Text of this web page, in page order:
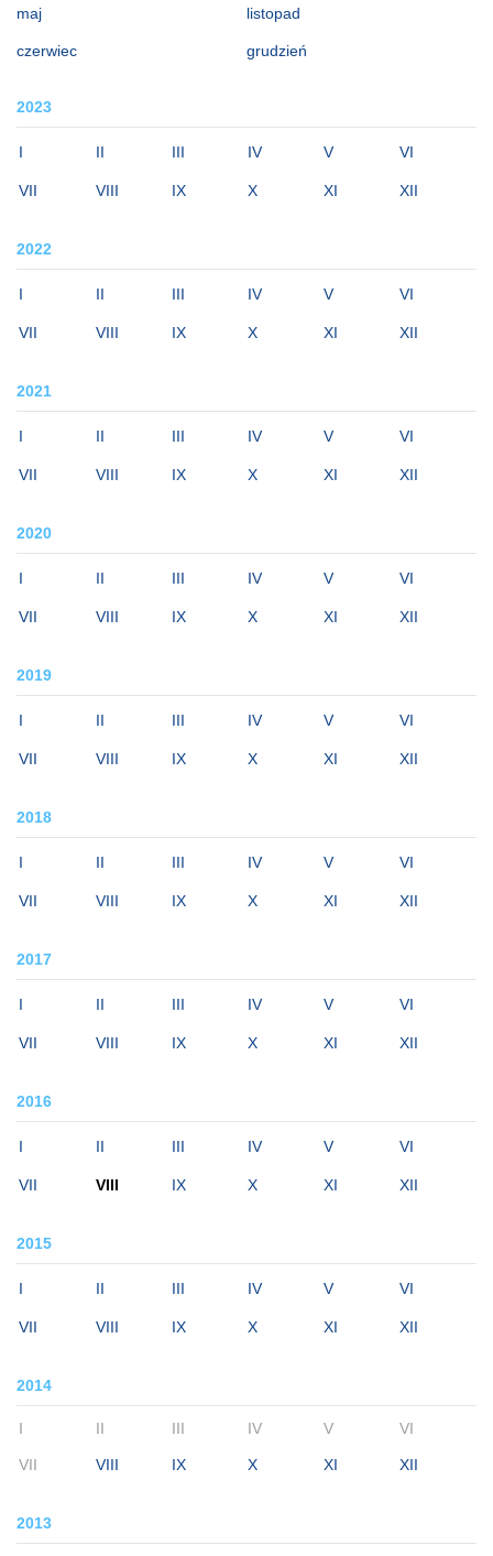
maj
czerwiec
listopad
grudzień
2023
I II III IV V VI
VII VIII IX X XI XII
2022
I II III IV V VI
VII VIII IX X XI XII
2021
I II III IV V VI
VII VIII IX X XI XII
2020
I II III IV V VI
VII VIII IX X XI XII
2019
I II III IV V VI
VII VIII IX X XI XII
2018
I II III IV V VI
VII VIII IX X XI XII
2017
I II III IV V VI
VII VIII IX X XI XII
2016
I II III IV V VI
VII VIII IX X XI XII
2015
I II III IV V VI
VII VIII IX X XI XII
2014
I II III IV V VI
VII VIII IX X XI XII
2013